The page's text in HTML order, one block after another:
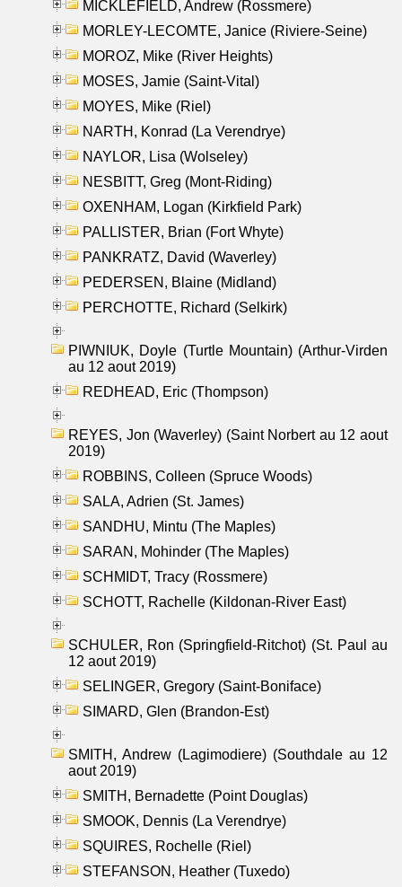
MICKLEFIELD, Andrew (Rossmere)
MORLEY-LECOMTE, Janice (Riviere-Seine)
MOROZ, Mike (River Heights)
MOSES, Jamie (Saint-Vital)
MOYES, Mike (Riel)
NARTH, Konrad (La Verendrye)
NAYLOR, Lisa (Wolseley)
NESBITT, Greg (Mont-Riding)
OXENHAM, Logan (Kirkfield Park)
PALLISTER, Brian (Fort Whyte)
PANKRATZ, David (Waverley)
PEDERSEN, Blaine (Midland)
PERCHOTTE, Richard (Selkirk)
PIWNIUK, Doyle (Turtle Mountain) (Arthur-Virden
au 12 aout 2019)
REDHEAD, Eric (Thompson)
REYES, Jon (Waverley) (Saint Norbert au 12 aout
2019)
ROBBINS, Colleen (Spruce Woods)
SALA, Adrien (St. James)
SANDHU, Mintu (The Maples)
SARAN, Mohinder (The Maples)
SCHMIDT, Tracy (Rossmere)
SCHOTT, Rachelle (Kildonan-River East)
SCHULER, Ron (Springfield-Ritchot) (St. Paul au
12 aout 2019)
SELINGER, Gregory (Saint-Boniface)
SIMARD, Glen (Brandon-Est)
SMITH, Andrew (Lagimodiere) (Southdale au 12
aout 2019)
SMITH, Bernadette (Point Douglas)
SMOOK, Dennis (La Verendrye)
SQUIRES, Rochelle (Riel)
STEFANSON, Heather (Tuxedo)